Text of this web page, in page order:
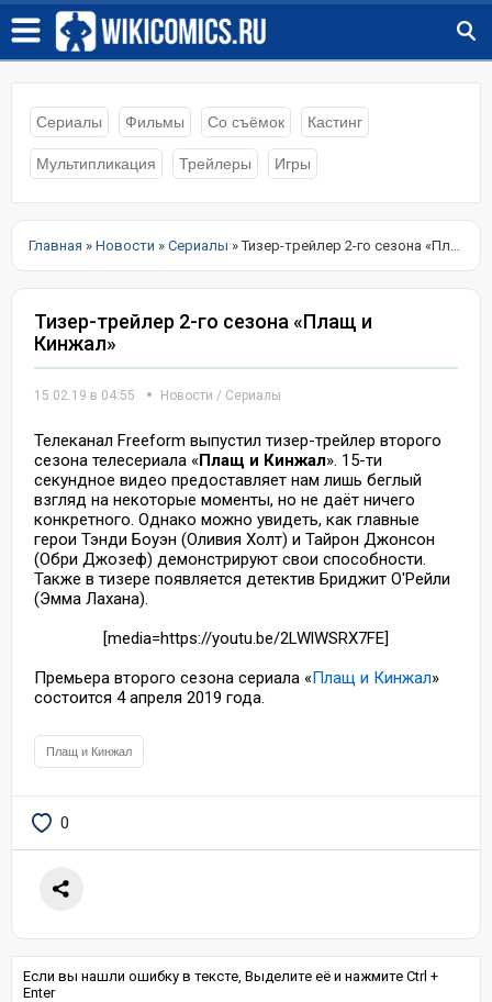
Сериалы Фильмы Со съёмок Кастинг
Мультипликация Трейлеры Игры
Главная » Новости » Сериалы » Тизер-трейлер 2-го сезона «Плащ и Кинжал»
Тизер-трейлер 2-го сезона «Плащ и
Кинжал»
15.02.19 в 04:55 Новости / Сериалы
Телеканал Freeform выпустил тизер-трейлер второго
сезона телесериала «Плащ и Кинжал». 15-ти
секундное видео предоставляет нам лишь беглый
взгляд на некоторые моменты, но не даёт ничего
конкретного. Однако можно увидеть, как главные
герои Тэнди Боуэн (Оливия Холт) и Тайрон Джонсон
(Обри Джозеф) демонстрируют свои способности.
Также в тизере появляется детектив Бриджит О'Рейли
(Эмма Лахана).
[media=https://youtu.be/2LWlWSRX7FE]
Премьера второго сезона сериала «Плащ и Кинжал»
состоится 4 апреля 2019 года.
Плащ и Кинжал
0
Если вы нашли ошибку в тексте, Выделите её и нажмите Ctrl +
Enter